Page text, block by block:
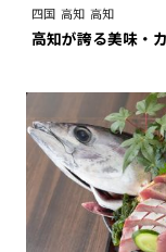
四国 高知 高知
高知が誇る美味・